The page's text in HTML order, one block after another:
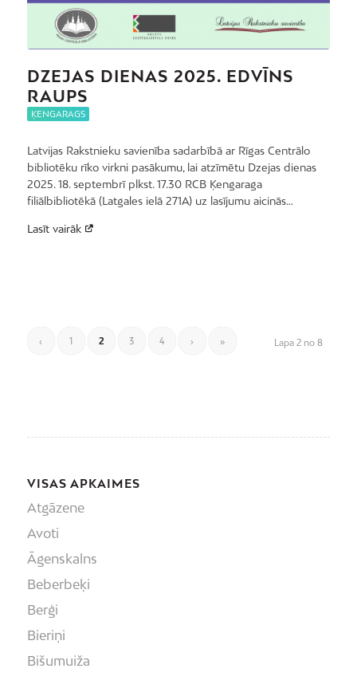
DZEJAS DIENAS 2025. EDVĪNS
RAUPS
ĶENGARAGS
Latvijas Rakstnieku savienība sadarbībā ar Rīgas Centrālo
bibliotēku rīko virkni pasākumu, lai atzīmētu Dzejas dienas
2025. 18. septembrī plkst. 17.30 RCB Ķengaraga
filiālbibliotēkā (Latgales ielā 271A) uz lasījumu aicinās…
Lasīt vairāk
Lapa 2 no 8
‹ 1 2 3 4 › »
VISAS APKAIMES
Atgāzene
Avoti
Āgenskalns
Beberbeķi
Berģi
Bieriņi
Bišumuiža